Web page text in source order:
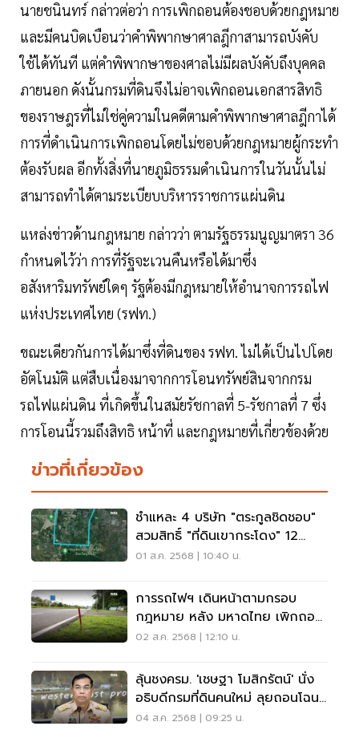
นายชนินทร์ กล่าวต่อว่า การเพิกถอนต้องชอบด้วยกฎหมาย
และมีคนบิดเบือนว่าคำพิพากษาศาลฎีกาสามารถบังคับ
ใช้ได้ทันที แต่คำพิพากษาของศาลไม่มีผลบังคับถึงบุคคล
ภายนอก ดังนั้นกรมที่ดินจึงไม่อาจเพิกถอนเอกสารสิทธิ
ของราษฎรที่ไม่ใช่คู่ความในคดีตามคำพิพากษาศาลฎีกาได้
การที่ดำเนินการเพิกถอนโดยไม่ชอบด้วยกฎหมายผู้กระทำ
ต้องรับผล อีกทั้งสิ่งที่นายภูมิธรรมดำเนินการในวันนั้นไม่
สามารถทำได้ตามระเบียบบริหารราชการแผ่นดิน
แหล่งข่าวด้านกฎหมาย กล่าวว่า ตามรัฐธรรมนูญมาตรา 36
กำหนดไว้ว่า การที่รัฐจะเวนคืนหรือได้มาซึ่ง
อสังหาริมทรัพย์ใดๆ รัฐต้องมีกฎหมายให้อำนาจการรถไฟ
แห่งประเทศไทย (รฟท.)
ขณะเดียวกันการได้มาซึ่งที่ดินของ รฟท. ไม่ได้เป็นไปโดย
อัตโนมัติ แต่สืบเนื่องมาจากการโอนทรัพย์สินจากกรม
รถไฟแผ่นดิน ที่เกิดขึ้นในสมัยรัชกาลที่ 5-รัชกาลที่ 7 ซึ่ง
การโอนนี้รวมถึงสิทธิ หน้าที่ และกฎหมายที่เกี่ยวข้องด้วย
ข่าวที่เกี่ยวข้อง
ชำแหละ 4 บริษัท "ตระกูลชิดชอบ"
สวมสิทธิ์ "ที่ดินเขากระโดง" 12
แปลง 288 ไร่
01 ส.ค. 2568 | 10:40 น.
การรถไฟฯ เดินหน้าตามกรอบ
กฎหมาย หลัง มหาดไทย เพิกถอน
โฉนดเขากระโดง
02 ส.ค. 2568 | 12:10 น.
ลุ้นชงครม. 'เชษฐา โมสิกรัตน์' นั่ง
อธิบดีกรมที่ดินคนใหม่ ลุยถอนโฉนด
เขากระโดง
04 ส.ค. 2568 | 09:25 น.